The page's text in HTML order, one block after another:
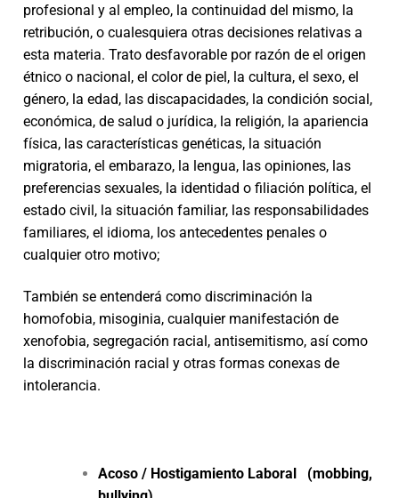
profesional y al empleo, la continuidad del mismo, la
retribución, o cualesquiera otras decisiones relativas a
esta materia. Trato desfavorable por razón de el origen
étnico o nacional, el color de piel, la cultura, el sexo, el
género, la edad, las discapacidades, la condición social,
económica, de salud o jurídica, la religión, la apariencia
física, las características genéticas, la situación
migratoria, el embarazo, la lengua, las opiniones, las
preferencias sexuales, la identidad o filiación política, el
estado civil, la situación familiar, las responsabilidades
familiares, el idioma, los antecedentes penales o
cualquier otro motivo;
También se entenderá como discriminación la
homofobia, misoginia, cualquier manifestación de
xenofobia, segregación racial, antisemitismo, así como
la discriminación racial y otras formas conexas de
intolerancia.
Acoso / Hostigamiento Laboral (mobbing,